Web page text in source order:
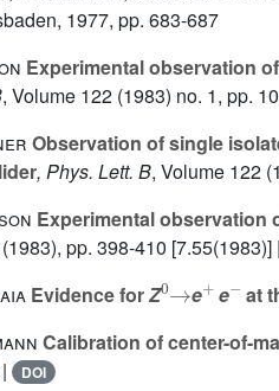
1977, pp. 683-687
Experimental observation
, Volume 122 (1983) no. 1, pp.
Observation of single
, Phys. Lett. B, Volume 122
Experimental observation
(1983), pp. 398-410 [7.55(1983)] |
Evidence forZ
0
e
+
e at
Calibration of center-of-
DOI